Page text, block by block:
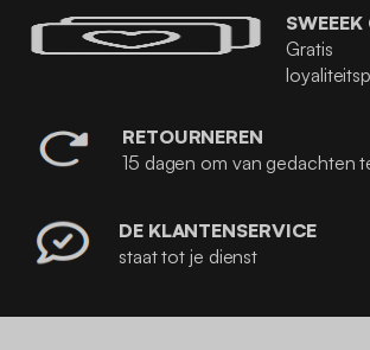
SWEEEK
Gratis
RETOURNEREN
15 dagen om van gedachten
DE KLANTENSERVICE
staat tot je dienst